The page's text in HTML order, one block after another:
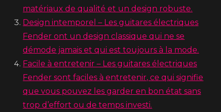
matériaux de qualité et un design robuste.
Design intemporel – Les guitares électriques
Fender ont un design classique qui ne se
démode jamais et qui est toujours à la mode.
Facile à entretenir – Les guitares électriques
Fender sont faciles à entretenir, ce qui signifie
que vous pouvez les garder en bon état sans
trop d’effort ou de temps investi.